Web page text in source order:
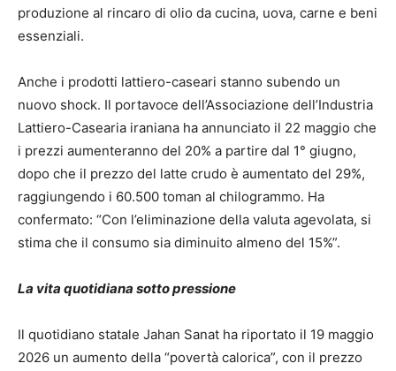
produzione al rincaro di olio da cucina, uova, carne e beni
essenziali.
Anche i prodotti lattiero-caseari stanno subendo un
nuovo shock. Il portavoce dell’Associazione dell’Industria
Lattiero-Casearia iraniana ha annunciato il 22 maggio che
i prezzi aumenteranno del 20% a partire dal 1° giugno,
dopo che il prezzo del latte crudo è aumentato del 29%,
raggiungendo i 60.500 toman al chilogrammo. Ha
confermato: “Con l’eliminazione della valuta agevolata, si
stima che il consumo sia diminuito almeno del 15%”.
La vita quotidiana sotto pressione
Il quotidiano statale Jahan Sanat ha riportato il 19 maggio
2026 un aumento della “povertà calorica”, con il prezzo